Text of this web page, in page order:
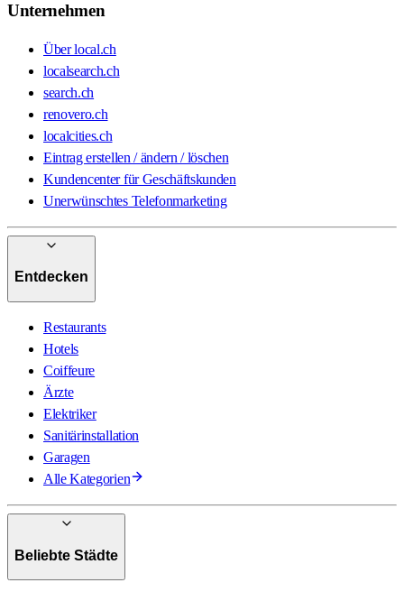
Unternehmen
Über local.ch
localsearch.ch
search.ch
renovero.ch
localcities.ch
Eintrag erstellen / ändern / löschen
Kundencenter für Geschäftskunden
Unerwünschtes Telefonmarketing
Entdecken
Restaurants
Hotels
Coiffeure
Ärzte
Elektriker
Sanitärinstallation
Garagen
Alle Kategorien
Beliebte Städte